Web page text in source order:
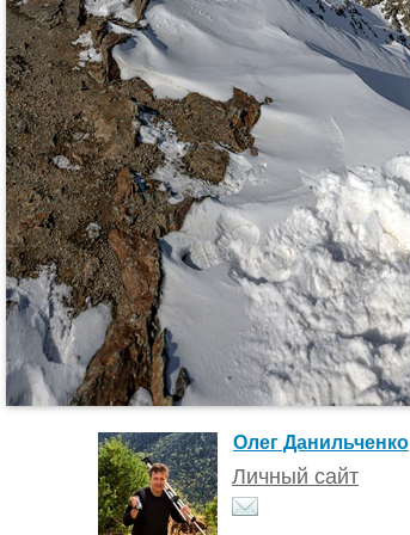
Олег Данильченко
Личный сайт